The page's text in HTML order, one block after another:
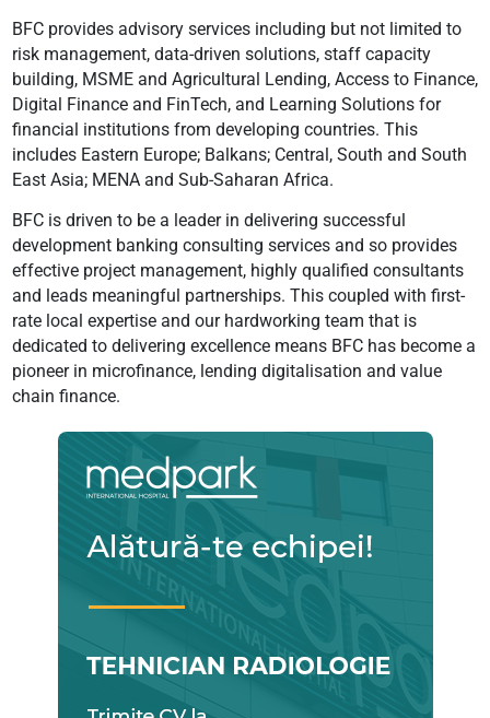
BFC provides advisory services including but not limited to
risk management, data-driven solutions, staff capacity
building, MSME and Agricultural Lending, Access to Finance,
Digital Finance and FinTech, and Learning Solutions for
financial institutions from developing countries. This
includes Eastern Europe; Balkans; Central, South and South
East Asia; MENA and Sub-Saharan Africa.
BFC is driven to be a leader in delivering successful
development banking consulting services and so provides
effective project management, highly qualified consultants
and leads meaningful partnerships. This coupled with first-
rate local expertise and our hardworking team that is
dedicated to delivering excellence means BFC has become a
pioneer in microfinance, lending digitalisation and value
chain finance.